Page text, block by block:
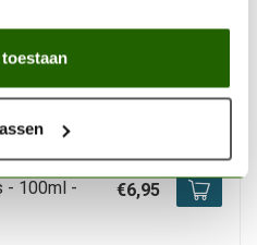
Dust -
- 100ml -
€6,95